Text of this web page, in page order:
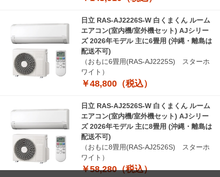
日立 RAS-AJ2226S-W 白くまくん ルーム
エアコン(室内機/室外機セット) AJシリー
ズ 2026年モデル 主に6畳用 (沖縄・離島は
配送不可)
（おもに6畳用(RAS-AJ2225S) スターホ
ワイト）
￥48,800（税込）
日立 RAS-AJ2526S-W 白くまくん ルーム
エアコン(室内機/室外機セット) AJシリー
ズ 2026年モデル 主に8畳用 (沖縄・離島は
配送不可)
（おもに8畳用(RAS-AJ2526S) スターホ
ワイト）
￥58,280（税込）